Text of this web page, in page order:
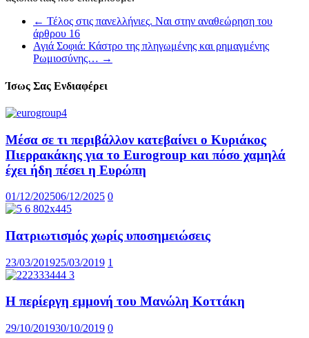
← Τέλος στις πανελλήνιες. Ναι στην αναθεώρηση του
άρθρου 16
Αγιά Σοφιά: Κάστρο της πληγωμένης και ρημαγμένης
Ρωμιοσύνης… →
Ίσως Σας Ενδιαφέρει
Μέσα σε τι περιβάλλον κατεβαίνει ο Κυριάκος
Πιερρακάκης για το Eurogroup και πόσο χαμηλά
έχει ήδη πέσει η Ευρώπη
01/12/202506/12/2025 0
Πατριωτισμός χωρίς υποσημειώσεις
23/03/201925/03/2019 1
Η περίεργη εμμονή του Μανώλη Κοττάκη
29/10/201930/10/2019 0